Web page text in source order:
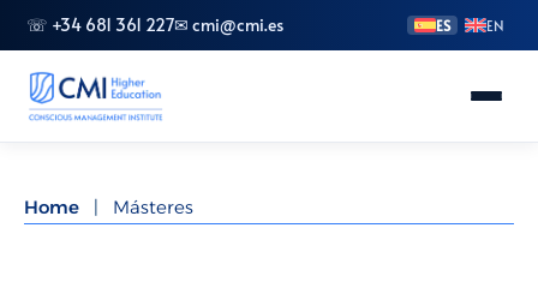
☏ +34 681 361 227✉ cmi@cmi.es ES EN
Home | Másteres